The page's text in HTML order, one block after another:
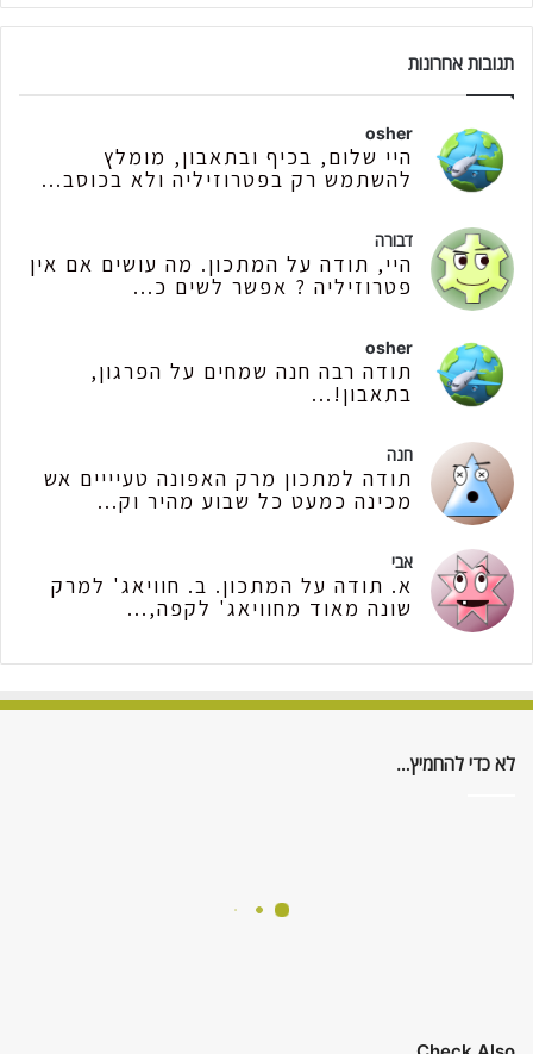
תגובות אחרונות
osher
היי שלום, בכיף ובתאבון, מומלץ
להשתמש רק בפטרוזיליה ולא בכוסב...
דבורה
היי, תודה על המתכון. מה עושים אם אין
פטרוזיליה ? אפשר לשים כ...
osher
תודה רבה חנה שמחים על הפרגון,
בתאבון!...
חנה
תודה למתכון מרק האפונה טעיייים אש
מכינה כמעט כל שבוע מהיר וק...
אבי
א. תודה על המתכון. ב. חוויאג' למרק
שונה מאוד מחוויאג' לקפה,...
לא כדי להחמיץ…